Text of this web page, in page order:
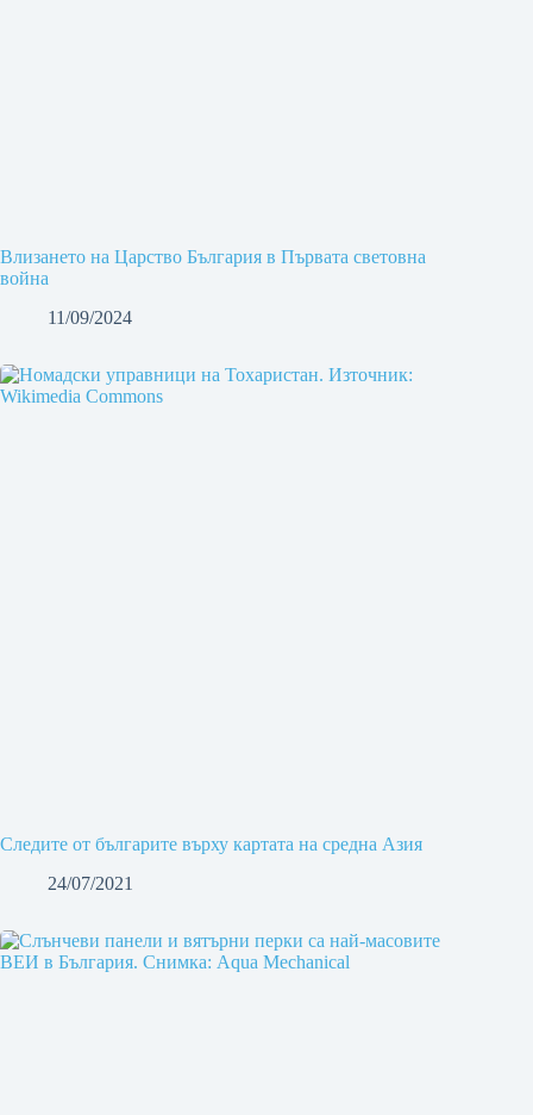
Влизането на Царство България в Първата световна
война
11/09/2024
Следите от българите върху картата на средна Азия
24/07/2021